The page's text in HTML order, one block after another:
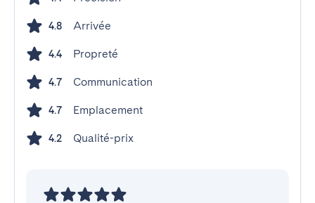
4.8 Arrivée
4.4 Propreté
4.7 Communication
4.7 Emplacement
4.2 Qualité-prix